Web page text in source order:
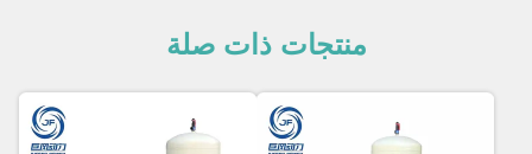
منتجات ذات صلة